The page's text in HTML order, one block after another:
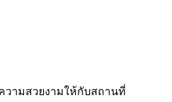
วามสวยงามให้กับสถานที่